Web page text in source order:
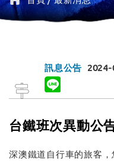
訊息公告
台鐵班次異動公
深澳鐵道自行車的旅客，